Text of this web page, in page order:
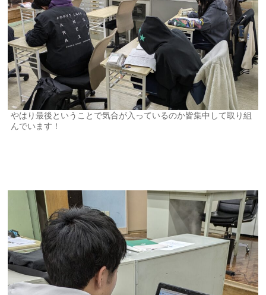
やはり最後ということで気合が入っているのか皆集中して取り組
んでいます！